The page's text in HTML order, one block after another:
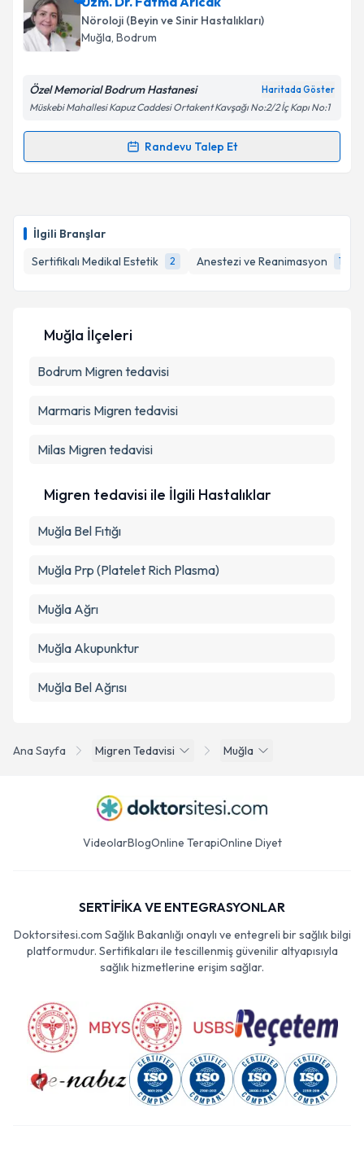
İlgili Branşlar
Sertifikalı Medikal Estetik
2 Anestezi ve Reanimasyon 1
Nöroloji (Beyin ve Sinir Hastalıkları)
Muğla, Bodrum
Özel Memorial Bodrum Hastanesi Haritada Göster
Müskebi Mahallesi Kapuz Caddesi Ortakent Kavşağı No:2/2 İç Kapı No:1
Randevu Talep Et
Randevu Takvimi Talebi
takvim hazırlandığında e-posta ile bilgilendireceğiz.
Metni'ni okudum ve kişisel verilerimin belirtilen
Ana Sayfa Migren Tedavisi Muğla
Muğla İlçeleri
Bodrum Migren tedavisi
Marmaris Migren tedavisi
Milas Migren tedavisi
Migren tedavisi ile İlgili Hastalıklar
Muğla Bel Fıtığı
Muğla Prp (Platelet Rich Plasma)
Muğla Ağrı
Muğla Akupunktur
Muğla Bel Ağrısı
VideolarBlogOnline TerapiOnline Diyet
SERTİFİKA VE ENTEGRASYONLAR
Doktorsitesi.com Sağlık Bakanlığı onaylı ve entegreli bir sağlık bilgi
platformudur. Sertifikaları ile tescillenmiş güvenilir altyapısıyla
sağlık hizmetlerine erişim sağlar.